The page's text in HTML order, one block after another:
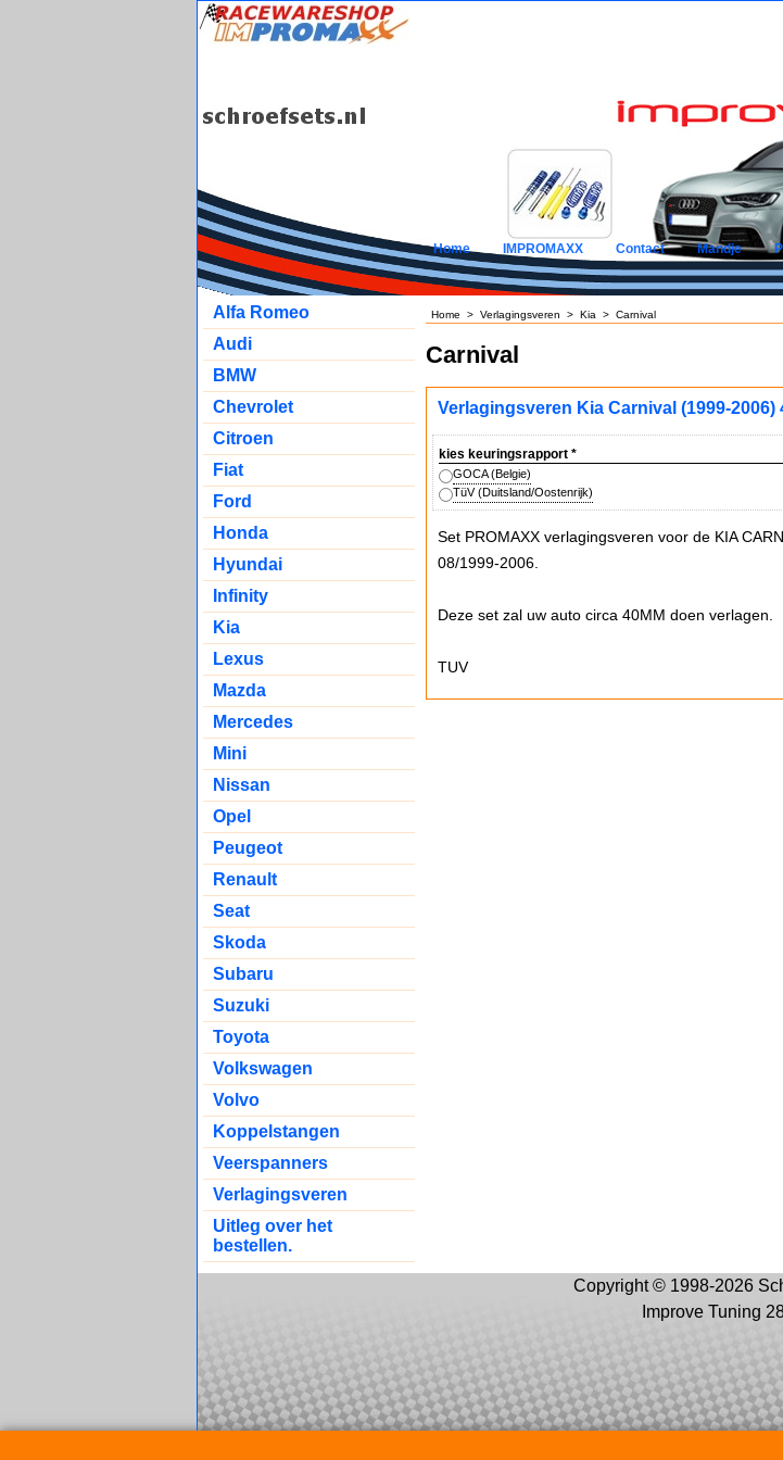
Home IMPROMAXX Contact Mandje
Alfa Romeo
Audi
BMW
Chevrolet
Citroen
Fiat
Ford
Honda
Hyundai
Infinity
Kia
Lexus
Mazda
Mercedes
Mini
Nissan
Opel
Peugeot
Renault
Seat
Skoda
Subaru
Suzuki
Toyota
Volkswagen
Volvo
Koppelstangen
Veerspanners
Verlagingsveren
Uitleg over het
bestellen.
Home > Verlagingsveren > Kia > Carnival
Carnival
Verlagingsveren Kia Carnival (1999-2006)
kies keuringsrapport *
GOCA (Belgie)
TüV (Duitsland/Oostenrijk)
Set PROMAXX verlagingsveren voor de KIA
08/1999-2006.
Deze set zal uw auto circa 40MM doen verlagen.
TUV
Copyright © 1998-2026
Improve Tuning